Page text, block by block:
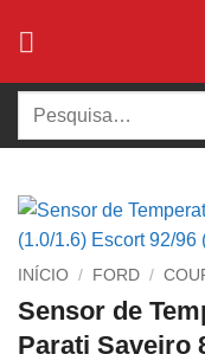
Pesquisar
INÍCIO / FORD /
Sensor de
Parati Saveiro